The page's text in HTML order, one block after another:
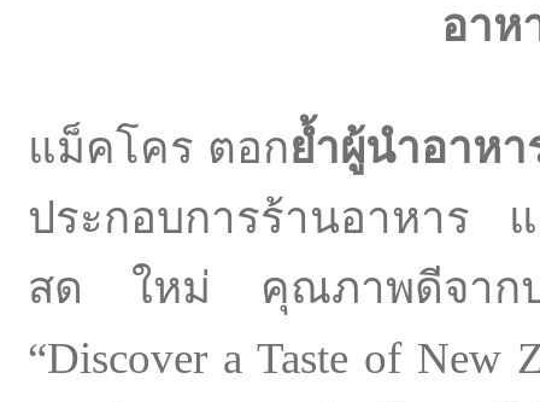
อาห
แม็คโคร ตอกย้ำผู้นำอาห
ประกอบการร้านอาหาร
สด ใหม่ คุณภาพดีจาก
“Discover a Taste of